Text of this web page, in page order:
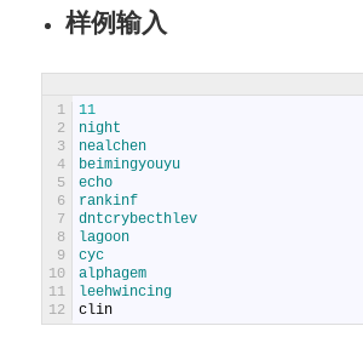
样例输入
1
2
3
4
5
6
7
8
9
10
11
12
11
night
nealchen
beimingyouyu
echo
rankinf
dntcrybecthlev
lagoon
cyc
alphagem
leehwincing
clin